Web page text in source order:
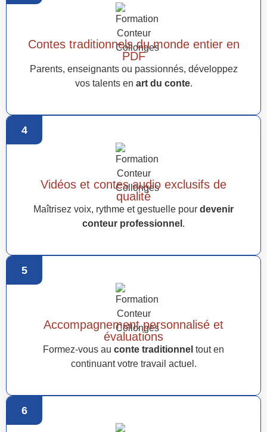
Contes traditionnels du monde entier en
PDF
Parents, enseignants ou passionnés, développez
vos talents en art du conte.
4
Vidéos et contes audio exclusifs de
qualité
Maîtrisez voix, rythme et gestuelle pour devenir
conteur professionnel .
5
Accompagnement personnalisé et
évaluations
Formez-vous au conte traditionnel tout en
continuant votre travail actuel.
6